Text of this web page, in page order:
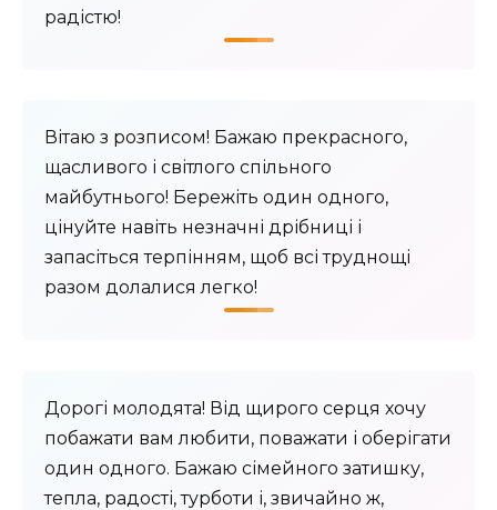
радістю!
Вітаю з розписом! Бажаю прекрасного,
щасливого і світлого спільного
майбутнього! Бережіть один одного,
цінуйте навіть незначні дрібниці і
запасіться терпінням, щоб всі труднощі
разом долалися легко!
Дорогі молодята! Від щирого серця хочу
побажати вам любити, поважати і оберігати
один одного. Бажаю сімейного затишку,
тепла, радості, турботи і, звичайно ж,